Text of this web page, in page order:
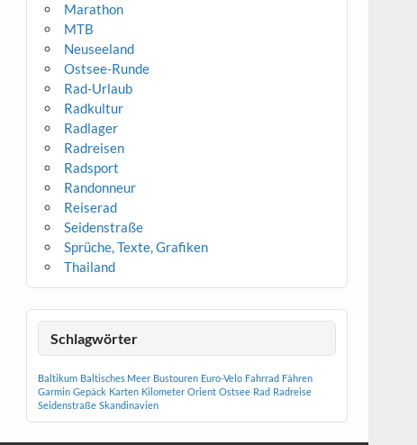
Marathon
MTB
Neuseeland
Ostsee-Runde
Rad-Urlaub
Radkultur
Radlager
Radreisen
Radsport
Randonneur
Reiserad
Seidenstraße
Sprüche, Texte, Grafiken
Thailand
Schlagwörter
Baltikum Baltisches Meer Bustouren Euro-Velo Fahrrad Fähren
Garmin Gepäck Karten Kilometer Orient Ostsee Rad Radreise
Seidenstraße Skandinavien